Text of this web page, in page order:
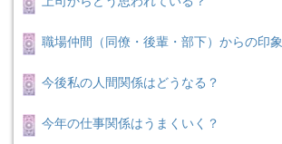
職場仲間（同僚・後輩・部下）からの印象
今後私の人間関係はどうなる？
今年の仕事関係はうまくいく？